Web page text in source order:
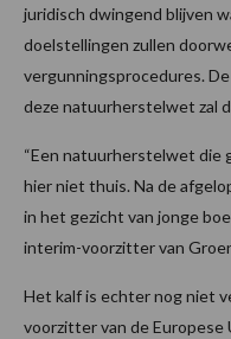
juridisch dwingend blijven
doelstellingen zullen
vergunningsprocedures.
deze natuurherstelwet zal
“Een natuurherstelwet die
hier niet thuis. Na de
in het gezicht van jonge
interim-voorzitter van
Het kalf is echter nog niet
voorzitter van de